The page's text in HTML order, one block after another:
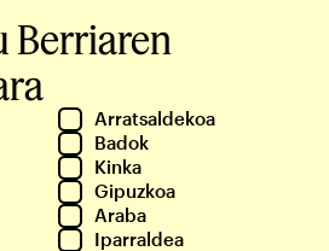
Berriaren
Arratsaldekoa
Badok
Kinka
Gipuzkoa
Araba
Iparraldea